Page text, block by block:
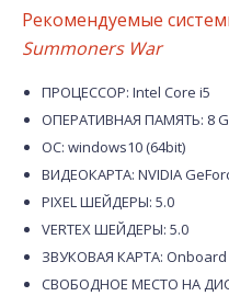
Рекомендуемые
Summoners War
ПРОЦЕССОР: Intel Core i5
ОПЕРАТИВНАЯ ПАМЯТЬ: 8
ОС: windows10 (64bit)
ВИДЕОКАРТА: NVIDIA
PIXEL ШЕЙДЕРЫ: 5.0
VERTEX ШЕЙДЕРЫ: 5.0
ЗВУКОВАЯ КАРТА:
СВОБОДНОЕ МЕСТО НА